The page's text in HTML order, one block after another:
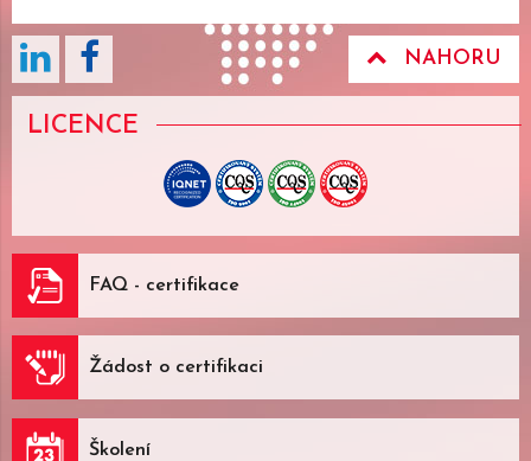
NAHORU
LICENCE
FAQ - certifikace
Žádost o certifikaci
Školení